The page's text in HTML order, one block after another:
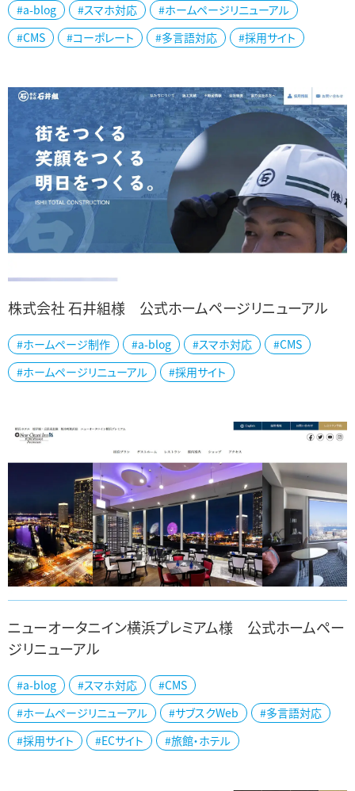
奈良県のワキ製薬株式会社様の公式ホームページをリニューアルし
ました。 明治15年創業の老舗製薬メーカーで、OEM・PBなど幅広く医
#a-blog #スマホ対応
#ホームページリニューアル
#CMS
#コーポレート #多言語対応 #採用サイト
新発田市の株式会社 石井組様の公式ホームページを制作しました。
土地の造成・開発から土木工事、建築物設計・施工まで幅広く対応し
株式会社 石井組様 公式ホームページリニューアル
#ホームページ制作 #a-blog #スマホ対応
#CMS
#ホームページリニューアル
#採用サイト
横浜市のニューオータニイン横浜プレミアム様の公式ホームページ
をリニューアルしました。 桜木町駅直結でアクセスが良く、「横浜みな
とみらい」が一望できる夜景が最大...
ニューオータニイン横浜プレミアム様 公式ホームペー
ジリニューアル
#a-blog #スマホ対応
#CMS
#ホームページリニューアル
#サブスクWeb
#多言語対応
#採用サイト
#ECサイト #旅館・ホテル